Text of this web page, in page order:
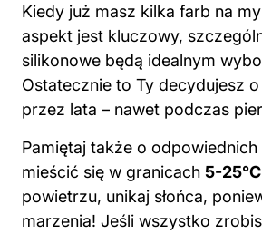
Kiedy już masz kilka farb na
aspekt jest kluczowy,
silikonowe będą idealnym
Ostatecznie to Ty decydujesz
przez lata – nawet podczas
Pamiętaj także o
mieścić się w granicach 5-25°C
powietrzu, unikaj słońca,
marzenia! Jeśli wszystko